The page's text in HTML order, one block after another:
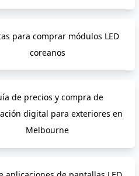
para comprar módulos LED
coreanos
de precios y compra de
digital para exteriores en
Melbourne